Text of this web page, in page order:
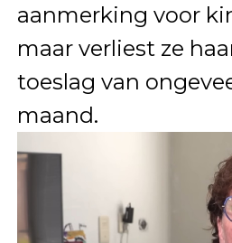
aanmerking voor
maar verliest ze
toeslag van
maand.